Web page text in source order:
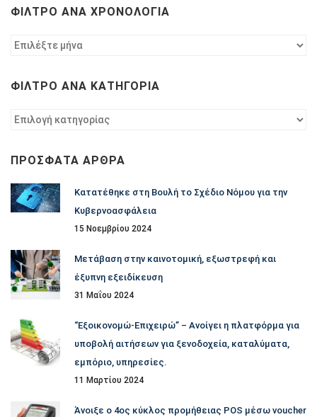
ΦΊΛΤΡΟ ΑΝΆ ΧΡΟΝΟΛΟΓΊΑ
Φίλτρο
ΦΊΛΤΡΟ ΑΝΆ ΚΑΤΗΓΟΡΊΑ
Φίλτρο
ΠΡΌΣΦΑΤΑ ΆΡΘΡΑ
Κατατέθηκε στη Βουλή το Σχέδιο Νόμου για την
Κυβερνοασφάλεια
15 Νοεμβρίου 2024
Μετάβαση στην καινοτομική, εξωστρεφή και
έξυπνη εξειδίκευση
31 Μαΐου 2024
“Εξοικονομώ-Επιχειρώ” – Ανοίγει η πλατφόρμα για
υποβολή αιτήσεων για ξενοδοχεία, καταλύματα,
εμπόριο, υπηρεσίες.
11 Μαρτίου 2024
Άνοιξε ο 4ος κύκλος προμήθειας POS μέσω voucher